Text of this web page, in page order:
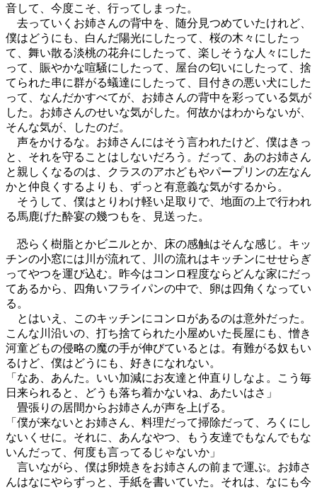
音して、今度こそ、行ってしまった。
去っていくお姉さんの背中を、随分見つめていたけれど、
僕はどうにも、白んだ陽光にしたって、桜の木々にしたっ
て、舞い散る淡桃の花弁にしたって、楽しそうな人々にした
って、賑やかな喧騒にしたって、屋台の匂いにしたって、捨
てられた串に群がる蟻達にしたって、目付きの悪い犬にした
って、なんだかすべてが、お姉さんの背中を彩っている気が
した。お姉さんのせいな気がした。何故かはわからないが、
そんな気が、したのだ。
声をかけるな。お姉さんにはそう言われたけど、僕はきっ
と、それを守ることはしないだろう。だって、あのお姉さん
と親しくなるのは、クラスのアホどもやパープリンの左なん
かと仲良くするよりも、ずっと有意義な気がするから。
そうして、僕はとりわけ軽い足取りで、地面の上で行われ
る馬鹿げた酔宴の幾つもを、見送った。
恐らく樹脂とかビニルとか、床の感触はそんな感じ。キッ
チンの小窓には川が流れて、川の流れはキッチンにせせらぎ
ってやつを運び込む。昨今はコンロ程度ならどんな家にだっ
てあるから、四角いフライパンの中で、卵は四角くなってい
る。
とはいえ、このキッチンにコンロがあるのは意外だった。
こんな川沿いの、打ち捨てられた小屋めいた長屋にも、憎き
河童どもの侵略の魔の手が伸びているとは。有難がる奴もい
るけど、僕はどうにも、好きになれない。
「なあ、あんた。いい加減にお友達と仲直りしなよ。こう毎
日来られると、どうも落ち着かないね、あたいはさ」
畳張りの居間からお姉さんが声を上げる。
「僕が来ないとお姉さん、料理だって掃除だって、ろくにし
ないくせに。それに、あんなやつ、もう友達でもなんでもな
いんだって、何度も言ってるじゃないか」
言いながら、僕は卵焼きをお姉さんの前まで運ぶ。お姉さ
んはなにやらずっと、手紙を書いていた。それは、なにも今